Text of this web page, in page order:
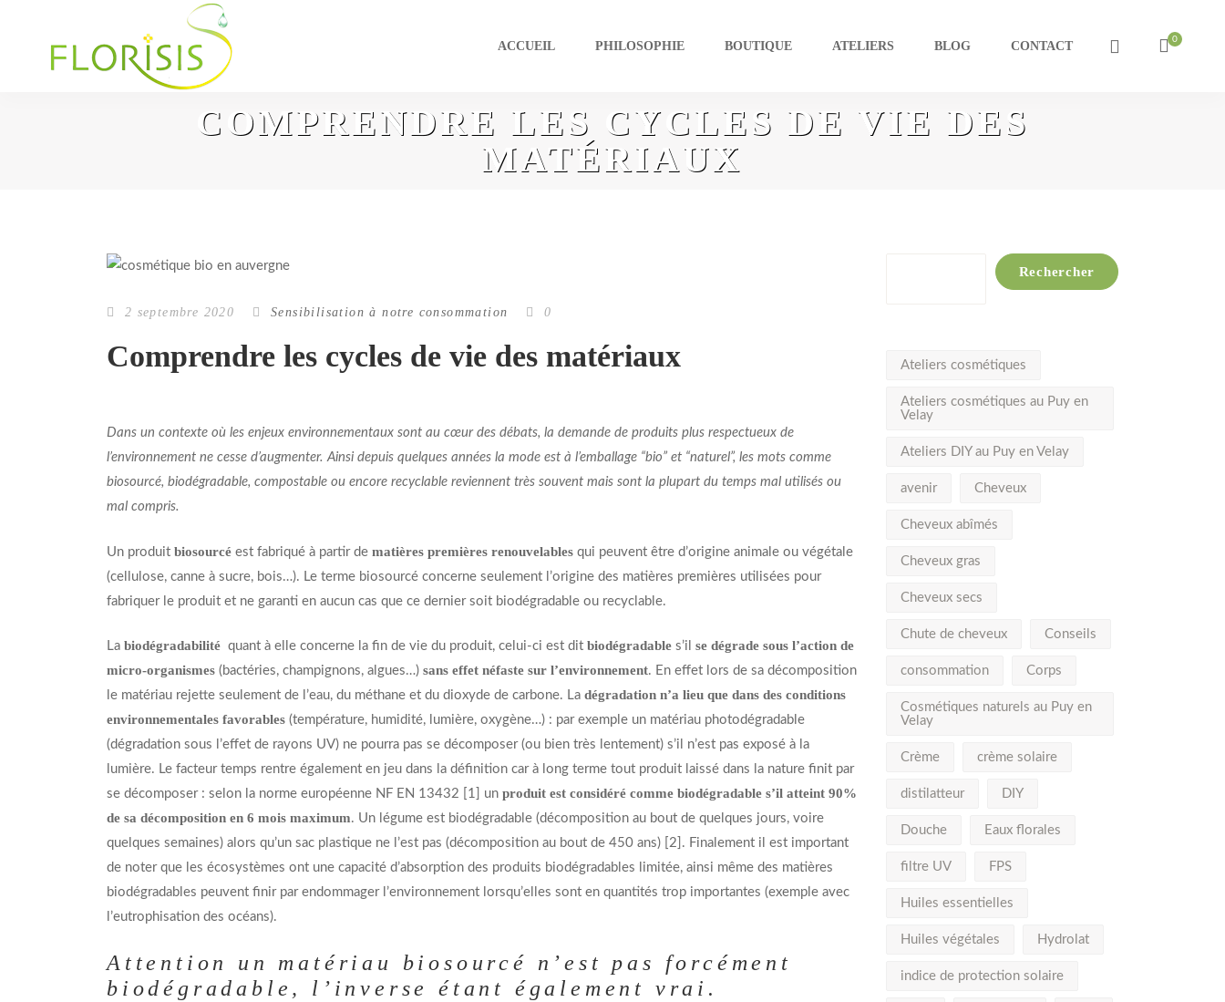
ACCUEIL PHILOSOPHIE BOUTIQUE ATELIERS BLOG CONTACT
COMPRENDRE LES CYCLES DE VIE DES
MATÉRIAUX
2 septembre 2020 Sensibilisation à notre consommation 0
Comprendre les cycles de vie des matériaux
Dans un contexte où les enjeux environnementaux sont au cœur des débats, la demande de produits plus respectueux de
l’environnement ne cesse d’augmenter. Ainsi depuis quelques années la mode est à l’emballage “bio” et “naturel”, les mots comme
biosourcé, biodégradable, compostable ou encore recyclable reviennent très souvent mais sont la plupart du temps mal utilisés ou
mal compris.
Un produit biosourcé est fabriqué à partir de matières premières renouvelables qui peuvent être d’origine animale ou végétale
(cellulose, canne à sucre, bois…). Le terme biosourcé concerne seulement l’origine des matières premières utilisées pour
fabriquer le produit et ne garanti en aucun cas que ce dernier soit biodégradable ou recyclable.
La biodégradabilité quant à elle concerne la fin de vie du produit, celui-ci est dit biodégradable s’il se dégrade sous l’action de
micro-organismes (bactéries, champignons, algues…) sans effet néfaste sur l’environnement. En effet lors de sa décomposition
le matériau rejette seulement de l’eau, du méthane et du dioxyde de carbone. La dégradation n’a lieu que dans des conditions
environnementales favorables (température, humidité, lumière, oxygène…) : par exemple un matériau photodégradable
(dégradation sous l’effet de rayons UV) ne pourra pas se décomposer (ou bien très lentement) s’il n’est pas exposé à la
lumière. Le facteur temps rentre également en jeu dans la définition car à long terme tout produit laissé dans la nature finit par
se décomposer : selon la norme européenne NF EN 13432 [1] un produit est considéré comme biodégradable s’il atteint 90%
de sa décomposition en 6 mois maximum. Un légume est biodégradable (décomposition au bout de quelques jours, voire
quelques semaines) alors qu’un sac plastique ne l’est pas (décomposition au bout de 450 ans) [2]. Finalement il est important
de noter que les écosystèmes ont une capacité d’absorption des produits biodégradables limitée, ainsi même des matières
biodégradables peuvent finir par endommager l’environnement lorsqu’elles sont en quantités trop importantes (exemple avec
l’eutrophisation des océans).
Attention un matériau biosourcé n’est pas forcément
biodégradable, l’inverse étant également vrai.
Rechercher
Ateliers cosmétiques
Ateliers cosmétiques au Puy en
Velay
Ateliers DIY au Puy en Velay
avenir Cheveux
Cheveux abîmés
Cheveux gras
Cheveux secs
Chute de cheveux Conseils
consommation Corps
Cosmétiques naturels au Puy en
Velay
Crème crème solaire
distilatteur DIY
Douche Eaux florales
filtre UV FPS
Huiles essentielles
Huiles végétales Hydrolat
indice de protection solaire